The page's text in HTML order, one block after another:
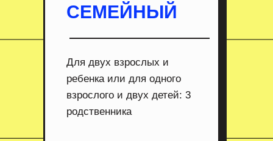
Для двух взрослых и
ребенка или для одного
взрослого и двух детей: 3
родственника
СЕМЕЙНЫЙ